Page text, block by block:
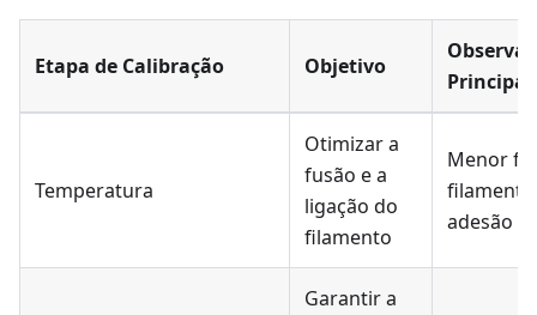
Etapa de Calibração Objetivo
Principal
Temperatura
Otimizar a
fusão e a
ligação do
filamento
Menor
adesão
Garantir a